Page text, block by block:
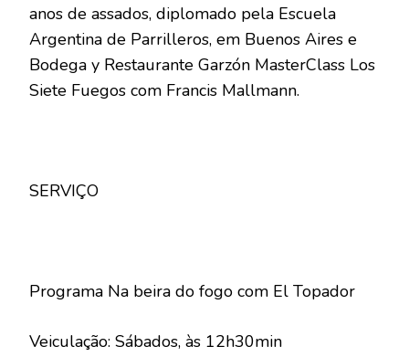
anos de assados, diplomado pela Escuela
Argentina de Parrilleros, em Buenos Aires e
Bodega y Restaurante Garzón MasterClass Los
Siete Fuegos com Francis Mallmann.
SERVIÇO
Programa Na beira do fogo com El Topador
Veiculação: Sábados, às 12h30min